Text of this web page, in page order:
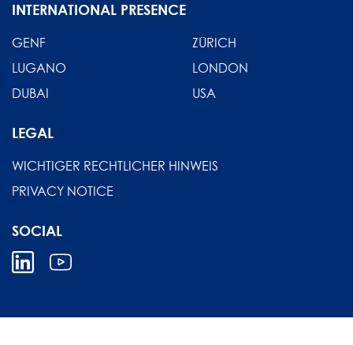
INTERNATIONAL PRESENCE
GENF
ZÜRICH
LUGANO
LONDON
DUBAI
USA
LEGAL
WICHTIGER RECHTLICHER HINWEIS
PRIVACY NOTICE
SOCIAL